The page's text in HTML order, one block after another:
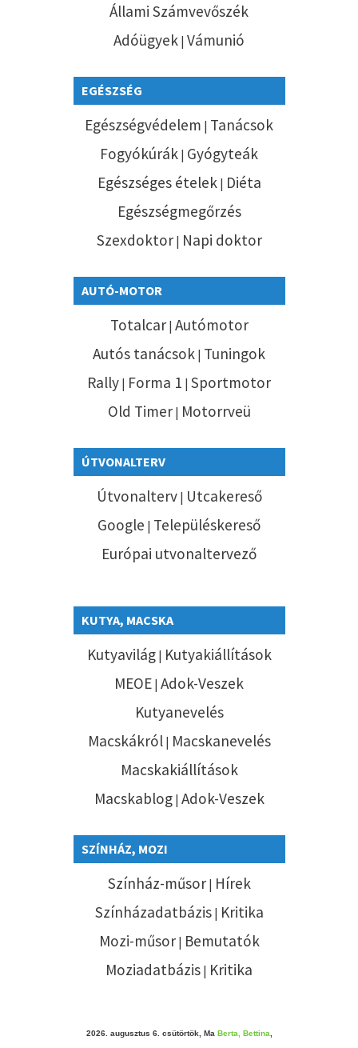
Állami Számvevőszék
Adóügyek | Vámunió
EGÉSZSÉG
Egészségvédelem | Tanácsok
Fogyókúrák | Gyógyteák
Egészséges ételek | Diéta
Egészségmegőrzés
Szexdoktor| Napi doktor
AUTÓ-MOTOR
Totalcar| Autómotor
Autós tanácsok | Tuningok
Rally | Forma 1 | Sportmotor
Old Timer| Motorrveü
ÚTVONALTERV
Útvonalterv| Utcakereső
Google | Településkereső
Európai utvonaltervező
KUTYA, MACSKA
Kutyavilág| Kutyakiállítások
MEOE | Adok-Veszek
Kutyanevelés
Macskákról| Macskanevelés
Macskakiállítások
Macskablog| Adok-Veszek
SZÍNHÁZ, MOZI
Színház-műsor| Hírek
Színházadatbázis| Kritika
Mozi-műsor| Bemutatók
Moziadatbázis | Kritika
2026. augusztus 6. csütörtök, Ma Berta, Bettina